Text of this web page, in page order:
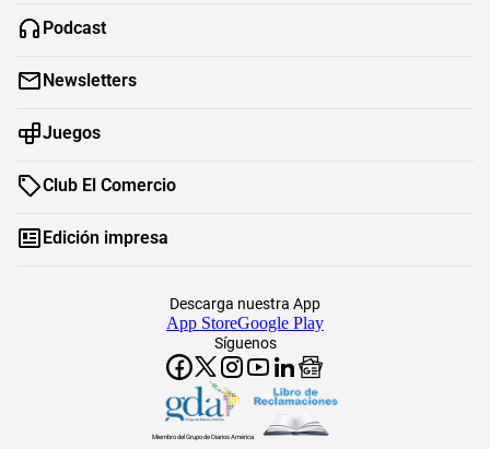
Podcast
Newsletters
Juegos
Club El Comercio
Edición impresa
Síguenos
Descarga nuestra App
App StoreGoogle Play
Miembro del Grupo de Diarios América